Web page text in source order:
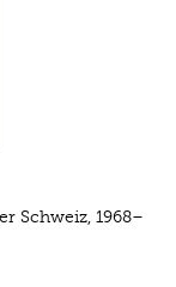
Schweiz, 1968–